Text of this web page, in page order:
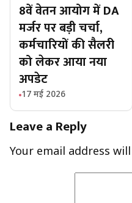
8वें वेतन आयोग में DA
मर्जर पर बड़ी चर्चा,
कर्मचारियों की सैलरी
को लेकर आया नया
अपडेट
17 मई 2026
Leave a Reply
Your email address